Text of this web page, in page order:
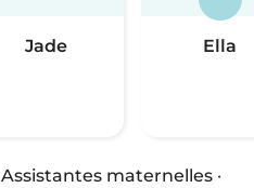
Jade Ella
Assistantes maternelles ·